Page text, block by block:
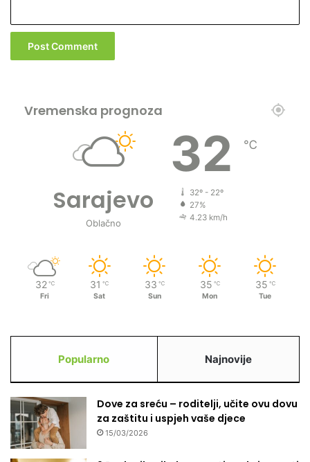
Vremenska prognoza
Sarajevo
Oblačno
32 ℃
32º - 22º
27%
4.23 km/h
32 ℃
Fri
31 ℃
Sat
33 ℃
Sun
35 ℃
Mon
35 ℃
Tue
Popularno Najnovije
Dove za sreću – roditelji, učite ovu dovu
za zaštitu i uspjeh vaše djece
15/03/2026